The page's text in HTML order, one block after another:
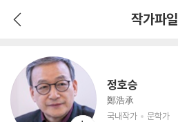
작가파일
정호승
鄭浩承
국내작가
문학가